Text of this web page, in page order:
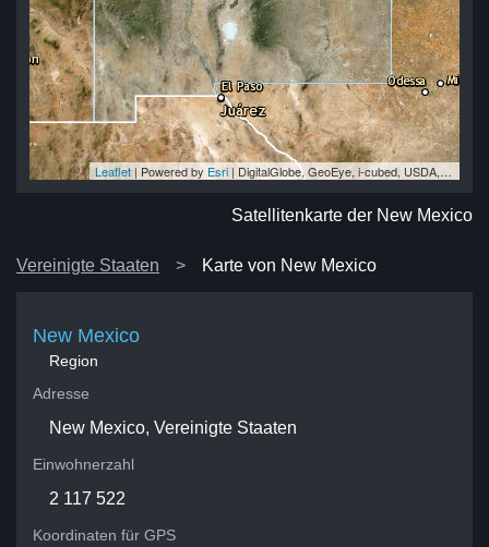
Leaflet | Powered by Esri | DigitalGlobe, GeoEye, i-cubed, USDA, USGS, AEX, Getmapping, Aerogrid, IGN, IGP, swisstopo, and the GIS User Community
Satellitenkarte der New Mexico
Vereinigte Staaten Karte von New Mexico
New Mexico
Region
Adresse
New Mexico, Vereinigte Staaten
Einwohnerzahl
2 117 522
Koordinaten für GPS